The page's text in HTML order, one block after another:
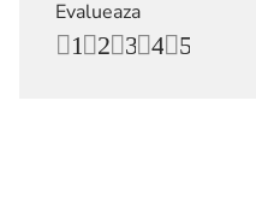
Evalueaza
5
4
3
2
1